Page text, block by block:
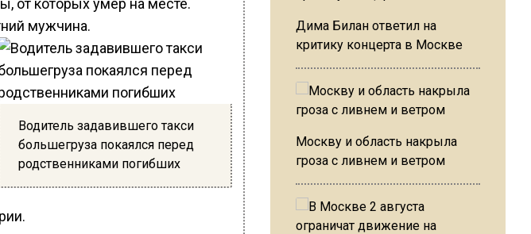
от которых умер на месте.
мужчина.
Водитель задавившего такси
большегруза покаялся перед
родственниками погибших
Дима Билан ответил на
критику концерта в Москве
Москву и область накрыла
гроза с ливнем и ветром